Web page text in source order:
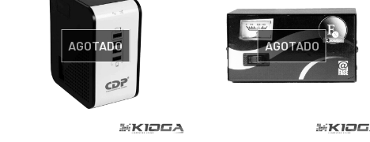
AGOTADO AGOTADO